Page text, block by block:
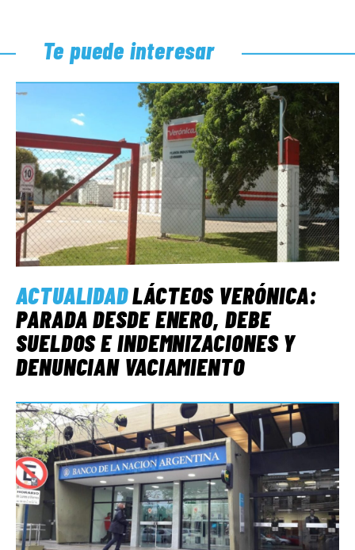
Te puede interesar
ACTUALIDADLÁCTEOS VERÓNICA:
PARADA DESDE ENERO, DEBE
SUELDOS E INDEMNIZACIONES Y
DENUNCIAN VACIAMIENTO